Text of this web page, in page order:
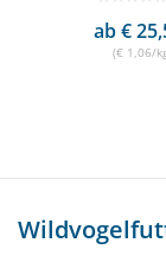
ab €
(€ 1,06/